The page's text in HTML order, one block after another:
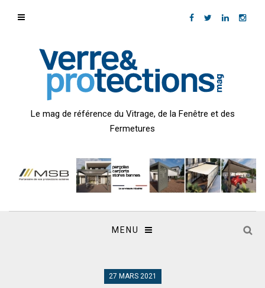
Le mag de référence du Vitrage, de la Fenêtre et des
Fermetures
MENU
27 MARS 2021